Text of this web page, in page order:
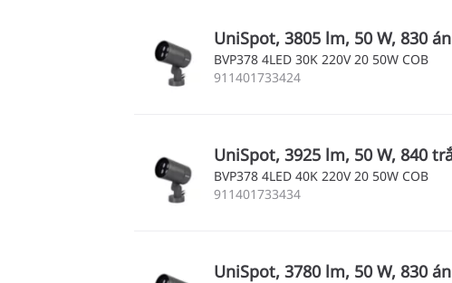
UniSpot, 3805 lm, 50 W, 830
BVP378 4LED 30K 220V 20 50W COB
911401733424
UniSpot, 3925 lm, 50 W, 840
BVP378 4LED 40K 220V 20 50W COB
911401733434
UniSpot, 3780 lm, 50 W, 830